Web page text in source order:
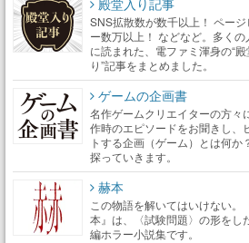
SNS拡散数が数千以上！ ページ
ー数万以上！ などなど。多くの
に読まれた、電ファミ渾身の“殿
り”記事をまとめました。
ゲームの企画書
名作ゲームクリエイターの方々
作時のエピソードをお聞きし、
トする企画（ゲーム）とは何か
探っていきます。
赫本
この物語を解いてはいけない。
本』は、〈試験問題〉の形をし
編ホラー小説集です。